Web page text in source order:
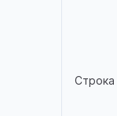
Строка